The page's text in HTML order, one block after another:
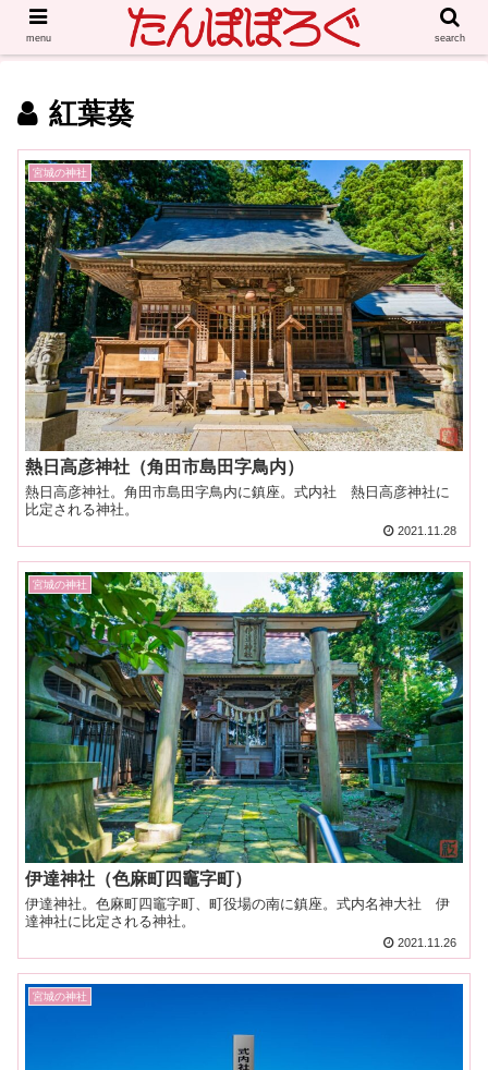
紅葉葵
宮城の神社
熱日高彦神社（角田市島田字鳥内）
熱日高彦神社。角田市島田字鳥内に鎮座。式内社 熱日高彦神社に
比定される神社。
2021.11.28
宮城の神社
伊達神社（色麻町四竈字町）
伊達神社。色麻町四竈字町、町役場の南に鎮座。式内名神大社 伊
達神社に比定される神社。
2021.11.26
宮城の神社
menu search